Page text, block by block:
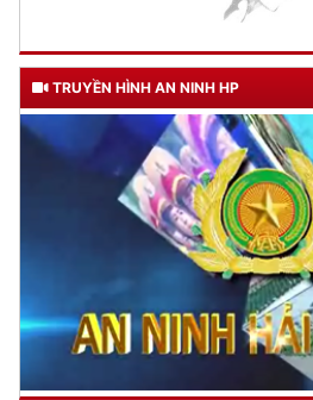
TRUYỀN HÌNH AN NINH HP